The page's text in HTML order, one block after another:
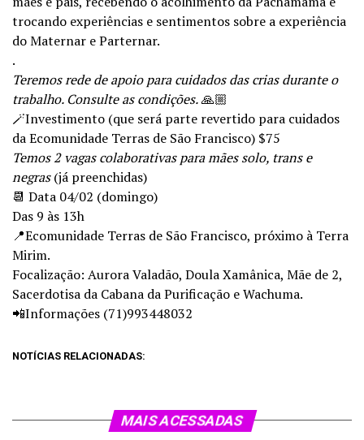
trocando experiências e sentimentos sobre a experiência
do Maternar e Parternar.
.
Teremos rede de apoio para cuidados das crias durante o
trabalho. Consulte as condições.🙏🏼
🪄Investimento (que será parte revertido para cuidados
da Ecomunidade Terras de São Francisco) $75
Temos 2 vagas colaborativas para mães solo, trans e
negras(já preenchidas)
📆 Data 04/02 (domingo)
Das 9 às 13h
📍Ecomunidade Terras de São Francisco, próximo à Terra
Mirim.
Focalização: Aurora Valadão, Doula Xamânica, Mãe de 2,
Sacerdotisa da Cabana da Purificação e Wachuma.
📲Informações (71)993448032
NOTÍCIAS RELACIONADAS:
MAIS ACESSADAS